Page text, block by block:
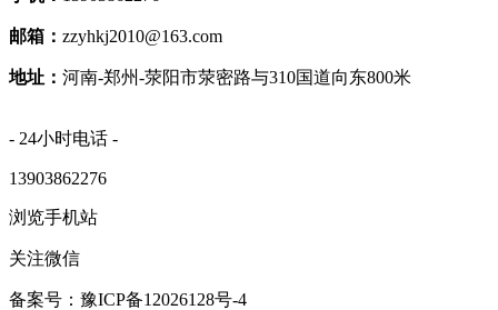
邮箱： zzyhkj2010@163.com
地址： 河南-郑州-荥阳市荥密路与310国道向东800米
- 24小时电话 -
13903862276
浏览手机站
关注微信
备案号：豫ICP备12026128号-4